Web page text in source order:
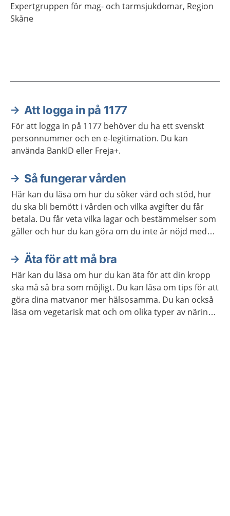
Expertgruppen för mag- och tarmsjukdomar, Region
Skåne
Aktuella artiklar
Att logga in på 1177
För att logga in på 1177 behöver du ha ett svenskt
personnummer och en e-legitimation. Du kan
använda BankID eller Freja+.
Så fungerar vården
Här kan du läsa om hur du söker vård och stöd, hur
du ska bli bemött i vården och vilka avgifter du får
betala. Du får veta vilka lagar och bestämmelser som
gäller och hur du kan göra om du inte är nöjd med
närstående.
Äta för att må bra
Här kan du läsa om hur du kan äta för att din kropp
ska må så bra som möjligt. Du kan läsa om tips för att
göra dina matvanor mer hälsosamma. Du kan också
läsa om vegetarisk mat och om olika typer av näring